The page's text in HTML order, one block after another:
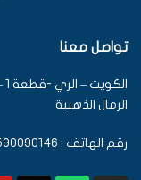
تواصل معنا
الرمال الذهبية
رقم الهاتف : 0096590090146